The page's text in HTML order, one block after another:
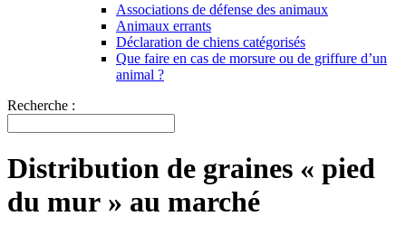
Associations de défense des animaux
Animaux errants
Déclaration de chiens catégorisés
Que faire en cas de morsure ou de griffure d’un
animal ?
Recherche :
Distribution de graines « pied
du mur » au marché